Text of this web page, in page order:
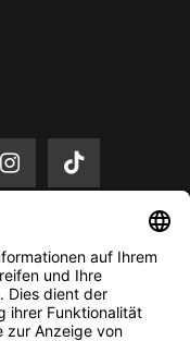
zzgl. Versandkosten.
der Vorrat reicht.
KG - All Rights Reserved.​